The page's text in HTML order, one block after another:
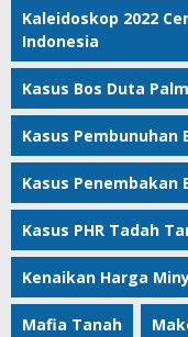
Kaleidoskop 2022
Indonesia
Kasus Bos Duta
Kasus Pembunuhan
Kasus Penembakan
Kasus PHR Tadah
Kenaikan Harga
Mafia Tanah